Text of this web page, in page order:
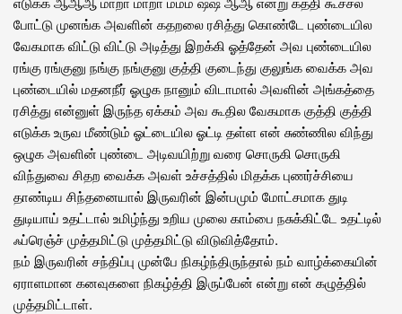
போட்டு முனங்க அவளின் கதறலை ரசித்து கொண்டே புண்டையில
வேகமாக விட்டு விட்டு அடித்து இறக்கி ஓத்தேன் அவ புண்டையில
ரங்கு ரங்குனு நங்கு நங்குனு குத்தி குடைந்து குலுங்க வைக்க அவ
புண்டையில் மதனநீர் ஓழுக நானும் விடாமால் அவளின் அங்கத்தை
ரசித்து என்னுள் இருந்த ஏக்கம் அவ கூதில வேகமாக குத்தி குத்தி
எடுக்க உருவ மீண்டும் ஓட்டையில ஓட்டி தள்ள என் சுண்ணில விந்து
ஒழுக அவளின் புண்டை அடிவயிற்று வரை சொருகி சொருகி
விந்துவை சிதற வைக்க அவள் உச்சத்தில் மிதக்க புணர்ச்சியை
தாண்டிய சிந்தனையால் இருவரின் இன்பமும் மோட்சமாக துடி
துடியாய் உதட்டால் உமிழ்ந்து உறிய முலை காம்பை நசுக்கிட்டே உதட்டில்
ஃப்ரெஞ்ச் முத்தமிட்டு முத்தமிட்டு விடுவித்தோம்.
நம் இருவரின் சந்திப்பு முன்பே நிகழ்ந்திருந்தால் நம் வாழ்க்கையின்
ஏராளமான கனவுகளை நிகழ்த்தி இருப்பேன் என்று என் கழுத்தில்
முத்தமிட்டாள்.